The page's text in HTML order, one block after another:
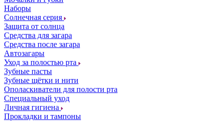
Наборы
Солнечная серия
Защита от солнца
Средства для загара
Средства после загара
Автозагары
Уход за полостью рта
Зубные пасты
Зубные щётки и нити
Ополаскиватели для полости рта
Специальный уход
Личная гигиена
Прокладки и тампоны